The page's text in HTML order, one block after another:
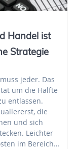
Handel ist
Strategie
jeder. Das
um die Hälfte
entlassen.
die
und sich
Leichter
im Bereich…